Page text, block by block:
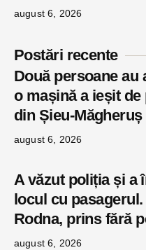
august 6, 2026
Postări recente
Două persoane au
o mașină a ieșit
din Șieu-
august 6, 2026
A văzut poliția și a
locul cu
Rodna, prins fără
august 6, 2026